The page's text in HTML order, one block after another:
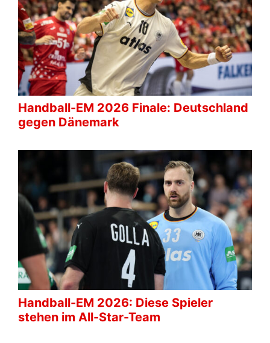
Handball-EM 2026 Finale: Deutschland
gegen Dänemark
Handball-EM 2026: Diese Spieler
stehen im All-Star-Team